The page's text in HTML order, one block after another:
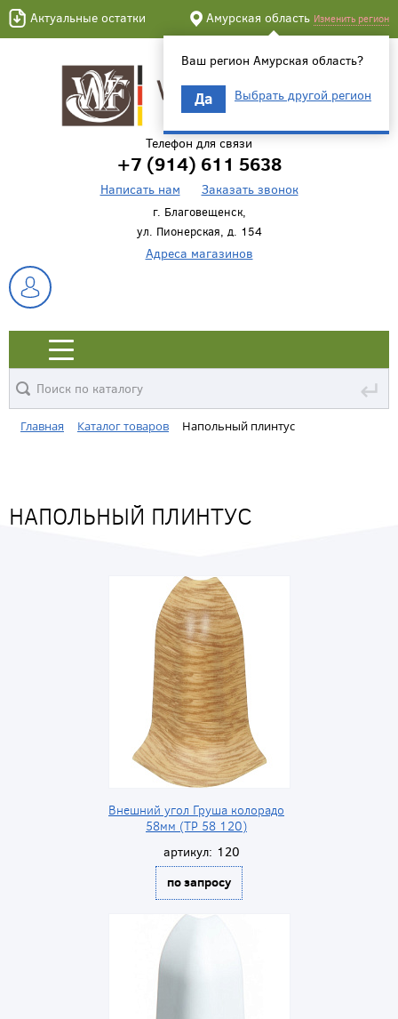
Актуальные остатки Амурская область Изменить регион
Ваш регион Амурская область?
Да Выбрать другой регион
Телефон для связи
+7 (914) 611 5638
Написать нам Заказать звонок
г. Благовещенск,
ул. Пионерская, д. 154
Адреса магазинов
↵
Главная Каталог товаров Напольный плинтус
НАПОЛЬНЫЙ ПЛИНТУС
Внешний угол Груша колорадо
58мм (ТР 58 120)
артикул: 120
по запросу